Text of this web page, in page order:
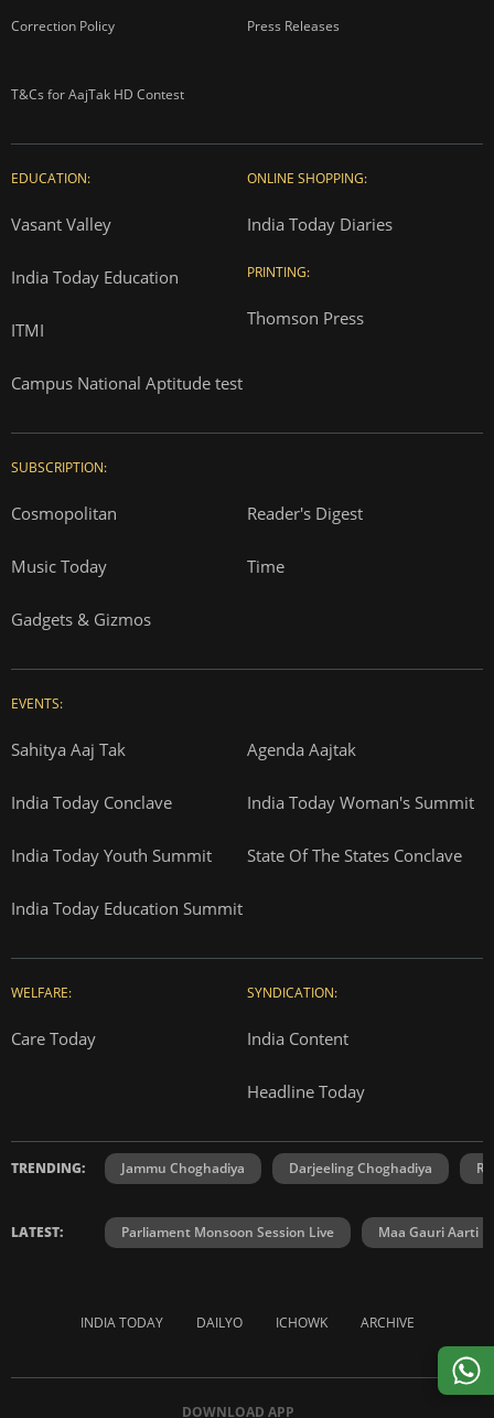
Correction Policy Press Releases
T&Cs for AajTak HD Contest
EDUCATION:
Vasant Valley
India Today Education
ITMI
Campus National Aptitude test
ONLINE SHOPPING:
India Today Diaries
PRINTING:
Thomson Press
SUBSCRIPTION:
Cosmopolitan Reader's Digest
Music Today Time
Gadgets & Gizmos
EVENTS:
Sahitya Aaj Tak Agenda Aajtak
India Today Conclave India Today Woman's Summit
India Today Youth Summit State Of The States Conclave
India Today Education Summit
WELFARE:
Care Today
SYNDICATION:
India Content
Headline Today
TRENDING: Jammu Choghadiya Darjeeling Choghadiya
LATEST: Parliament Monsoon Session Live Maa Gauri Aarti
INDIA TODAY DAILYO ICHOWK ARCHIVE
DOWNLOAD APP